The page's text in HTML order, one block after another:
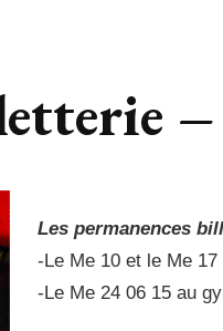
Les permanences
-Le Me 10 et le Me
-Le Me 24 06 15 au